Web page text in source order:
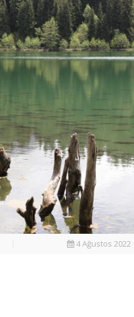
4 Ağustos 2022